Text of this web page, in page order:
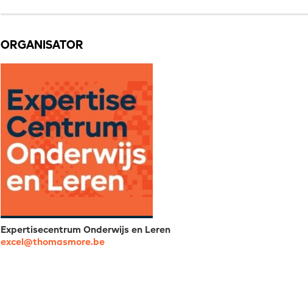
ORGANISATOR
Expertisecentrum Onderwijs en Leren
excel@thomasmore.be